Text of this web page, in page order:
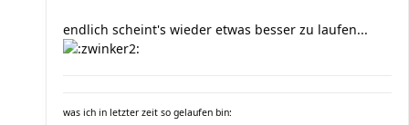
endlich scheint's wieder etwas besser zu laufen...
was ich in letzter zeit so gelaufen bin: